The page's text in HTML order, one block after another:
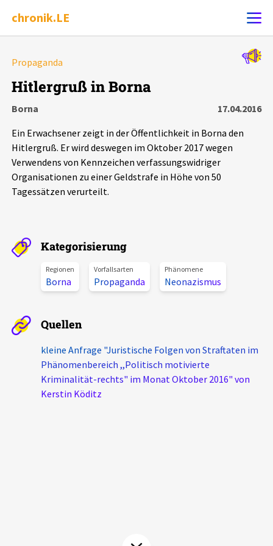
chronik.LE
Chronik
Dossiers
Leipziger Zustände
Phänomene
Aktuelles
Alle Beiträge
Pressemitteilungen
Podcasts
Über uns
Projektbeschreibung
Kontakt
Propaganda
Hitlergruß in Borna
Borna
17.04.2016
Ein Erwachsener zeigt in der Öffentlichkeit in Borna den
Hitlergruß. Er wird deswegen im Oktober 2017 wegen
Verwendens von Kennzeichen verfassungswidriger
Organisationen zu einer Geldstrafe in Höhe von 50
Tagessätzen verurteilt.
Kategorisierung
Regionen
Borna
Vorfallsarten
Propaganda
Phänomene
Neonazismus
Quellen
kleine Anfrage "Juristische Folgen von Straftaten im
Phänomenbereich ,,Politisch motivierte
Kriminalität-rechts" im Monat Oktober 2016" von
Kerstin Köditz
Alle Ereignisse
7502 Ereignisse
Ereignisse
Exportieren ? Filter Erklärungen